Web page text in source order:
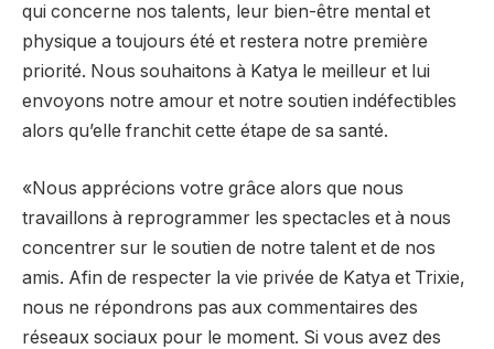
qui concerne nos talents, leur bien-être mental et
physique a toujours été et restera notre première
priorité. Nous souhaitons à Katya le meilleur et lui
envoyons notre amour et notre soutien indéfectibles
alors qu’elle franchit cette étape de sa santé.
«Nous apprécions votre grâce alors que nous
travaillons à reprogrammer les spectacles et à nous
concentrer sur le soutien de notre talent et de nos
amis. Afin de respecter la vie privée de Katya et Trixie,
nous ne répondrons pas aux commentaires des
réseaux sociaux pour le moment. Si vous avez des